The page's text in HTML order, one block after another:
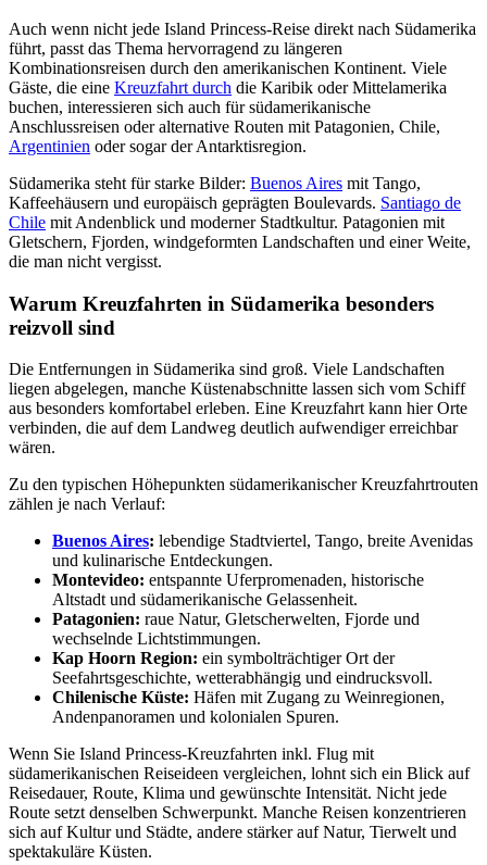
Auch wenn nicht jede Island Princess-Reise direkt nach Südamerika
führt, passt das Thema hervorragend zu längeren
Kombinationsreisen durch den amerikanischen Kontinent. Viele
Gäste, die eine Kreuzfahrt durch die Karibik oder Mittelamerika
buchen, interessieren sich auch für südamerikanische
Anschlussreisen oder alternative Routen mit Patagonien, Chile,
Argentinien oder sogar der Antarktisregion.
Südamerika steht für starke Bilder: Buenos Aires mit Tango,
Kaffeehäusern und europäisch geprägten Boulevards. Santiago de
Chile mit Andenblick und moderner Stadtkultur. Patagonien mit
Gletschern, Fjorden, windgeformten Landschaften und einer Weite,
die man nicht vergisst.
Warum Kreuzfahrten in Südamerika besonders
reizvoll sind
Die Entfernungen in Südamerika sind groß. Viele Landschaften
liegen abgelegen, manche Küstenabschnitte lassen sich vom Schiff
aus besonders komfortabel erleben. Eine Kreuzfahrt kann hier Orte
verbinden, die auf dem Landweg deutlich aufwendiger erreichbar
wären.
Zu den typischen Höhepunkten südamerikanischer Kreuzfahrtrouten
zählen je nach Verlauf:
Buenos Aires: lebendige Stadtviertel, Tango, breite Avenidas
und kulinarische Entdeckungen.
Montevideo: entspannte Uferpromenaden, historische
Altstadt und südamerikanische Gelassenheit.
Patagonien: raue Natur, Gletscherwelten, Fjorde und
wechselnde Lichtstimmungen.
Kap Hoorn Region: ein symbolträchtiger Ort der
Seefahrtsgeschichte, wetterabhängig und eindrucksvoll.
Chilenische Küste: Häfen mit Zugang zu Weinregionen,
Andenpanoramen und kolonialen Spuren.
Wenn Sie Island Princess-Kreuzfahrten inkl. Flug mit
südamerikanischen Reiseideen vergleichen, lohnt sich ein Blick auf
Reisedauer, Route, Klima und gewünschte Intensität. Nicht jede
Route setzt denselben Schwerpunkt. Manche Reisen konzentrieren
sich auf Kultur und Städte, andere stärker auf Natur, Tierwelt und
spektakuläre Küsten.